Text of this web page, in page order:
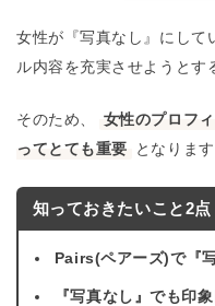
女性が『写真なし』にして
ル内容を充実させようとす
そのため、
女性のプロフ
ってとても重要
となります
知っておきたいこと2点
Pairs(ペアーズ)で『
『写真なし』でも印